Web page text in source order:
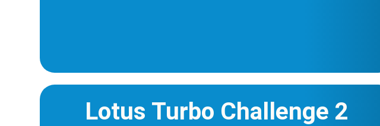
Lotus Turbo Challenge 2